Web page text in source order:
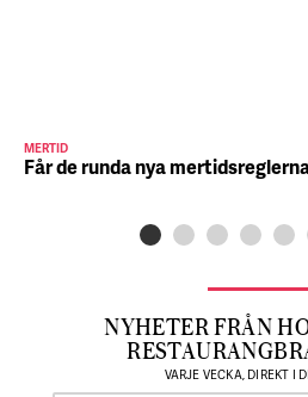
MERTID
Får de runda nya
NYHETER FRÅN
VARJE VECKA, DIREKT I